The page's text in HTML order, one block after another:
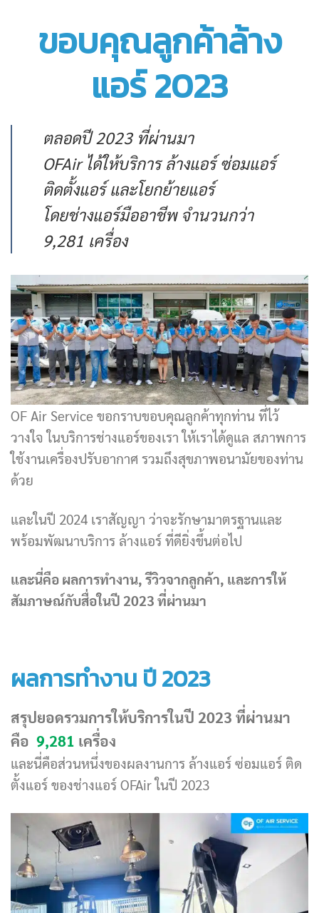
ขอบคุณลูกค้าล้าง
แอร์ 2023
ตลอดปี 2023 ที่ผ่านมา
OFAir ได้ให้บริการ ล้างแอร์ ซ่อมแอร์
ติดตั้งแอร์ และโยกย้ายแอร์
โดยช่างแอร์มืออาชีพ จำนวนกว่า
9,281 เครื่อง
OF Air Service ขอกราบขอบคุณลูกค้าทุกท่าน ที่ไว้
วางใจ ในบริการช่างแอร์ของเรา ให้เราได้ดูแล สภาพการ
ใช้งานเครื่องปรับอากาศ รวมถึงสุขภาพอนามัยของท่าน
ด้วย
และในปี 2024 เราสัญญา ว่าจะรักษามาตรฐานและ
พร้อมพัฒนาบริการ ล้างแอร์ ที่ดียิ่งขึ้นต่อไป
และนี่คือ ผลการทำงาน, รีวิวจากลูกค้า, และการให้
สัมภาษณ์กับสื่อในปี 2023 ที่ผ่านมา
ผลการทำงาน ปี 2023
สรุปยอดรวมการให้บริการในปี 2023 ที่ผ่านมา
คือ 9,281 เครื่อง
และนี่คือส่วนหนึ่งของผลงานการ ล้างแอร์ ซ่อมแอร์ ติด
ตั้งแอร์ ของช่างแอร์ OFAir ในปี 2023